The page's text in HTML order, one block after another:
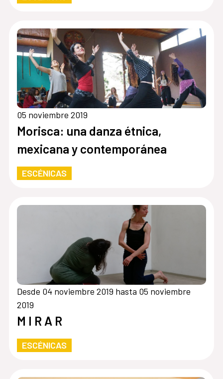
05 noviembre 2019
Morisca: una danza étnica,
mexicana y contemporánea
ESCÉNICAS
Desde 04 noviembre 2019 hasta 05 noviembre
2019
M I R A R
ESCÉNICAS